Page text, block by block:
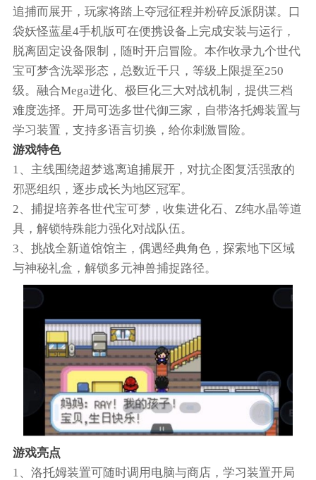
追捕而展开，玩家将踏上夺冠征程并粉碎反派阴谋。口
袋妖怪蓝星4手机版可在便携设备上完成安装与运行，
脱离固定设备限制，随时开启冒险。本作收录九个世代
宝可梦含洗翠形态，总数近千只，等级上限提至250
级。融合Mega进化、极巨化三大对战机制，提供三档
难度选择。开局可选多世代御三家，自带洛托姆装置与
学习装置，支持多语言切换，给你刺激冒险。
游戏特色
1、主线围绕超梦逃离追捕展开，对抗企图复活强敌的
邪恶组织，逐步成长为地区冠军。
2、捕捉培养各世代宝可梦，收集进化石、Z纯水晶等道
具，解锁特殊能力强化对战队伍。
3、挑战全新道馆馆主，偶遇经典角色，探索地下区域
与神秘礼盒，解锁多元神兽捕捉路径。
游戏亮点
1、洛托姆装置可随时调用电脑与商店，学习装置开局